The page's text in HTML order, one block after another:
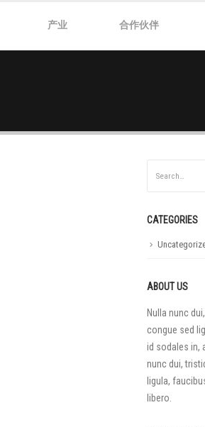
产业 合作伙伴
CATEGORIES
ABOUT US
Nulla nunc
congue sed
id sodales in,
nunc dui,
ligula,
libero.